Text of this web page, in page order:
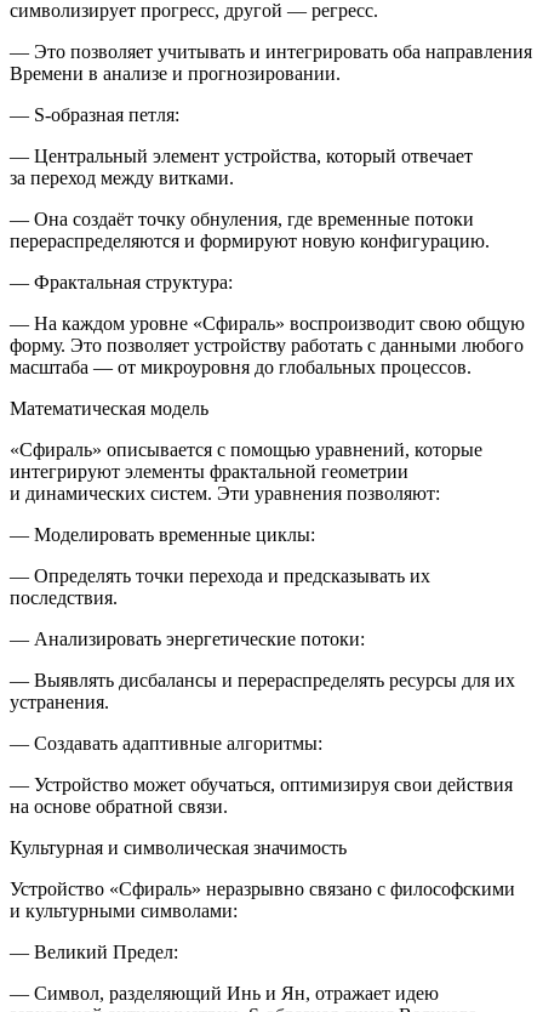
символизирует прогресс, другой — регресс.
— Это позволяет учитывать и интегрировать оба направления
Времени в анализе и прогнозировании.
— S-образная петля:
— Центральный элемент устройства, который отвечает
за переход между витками.
— Она создаёт точку обнуления, где временные потоки
перераспределяются и формируют новую конфигурацию.
— Фрактальная структура:
— На каждом уровне «Сфираль» воспроизводит свою общую
форму. Это позволяет устройству работать с данными любого
масштаба — от микроуровня до глобальных процессов.
Математическая модель
«Сфираль» описывается с помощью уравнений, которые
интегрируют элементы фрактальной геометрии
и динамических систем. Эти уравнения позволяют:
— Моделировать временные циклы:
— Определять точки перехода и предсказывать их
последствия.
— Анализировать энергетические потоки:
— Выявлять дисбалансы и перераспределять ресурсы для их
устранения.
— Создавать адаптивные алгоритмы:
— Устройство может обучаться, оптимизируя свои действия
на основе обратной связи.
Культурная и символическая значимость
Устройство «Сфираль» неразрывно связано с философскими
и культурными символами:
— Великий Предел:
— Символ, разделяющий Инь и Ян, отражает идею